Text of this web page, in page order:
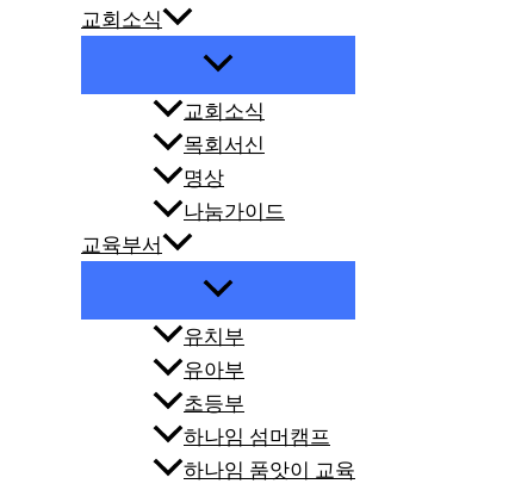
교회소식
교회소식
목회서신
명상
나눔가이드
교육부서
유치부
유아부
초등부
하나임 섬머캠프
하나임 품앗이 교육